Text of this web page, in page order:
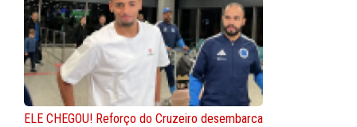
ELE CHEGOU! Reforço do Cruzeiro desembarca